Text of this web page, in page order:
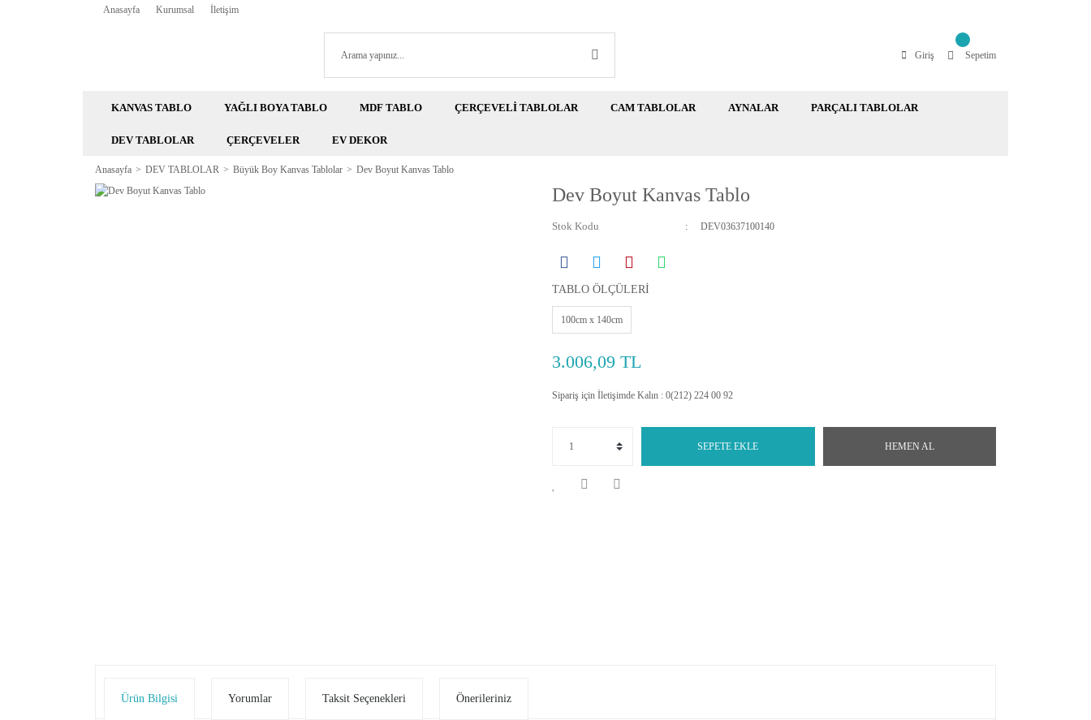
Anasayfa Kurumsal İletişim
Giriş Sepetim
KANVAS TABLO YAĞLI BOYA TABLO MDF TABLO ÇERÇEVELİ TABLOLAR CAM TABLOLAR AYNALAR PARÇALI TABLOLAR
DEV TABLOLAR ÇERÇEVELER EV DEKOR
Anasayfa DEV TABLOLAR Büyük Boy Kanvas Tablolar Dev Boyut Kanvas Tablo
Dev Boyut Kanvas Tablo
Stok Kodu DEV03637100140
TABLO ÖLÇÜLERİ
100cm x 140cm
3.006,09 TL
Sipariş için İletişimde Kalın : 0(212) 224 00 92
SEPETE EKLE HEMEN AL
Ürün Bilgisi Yorumlar Taksit Seçenekleri Önerileriniz